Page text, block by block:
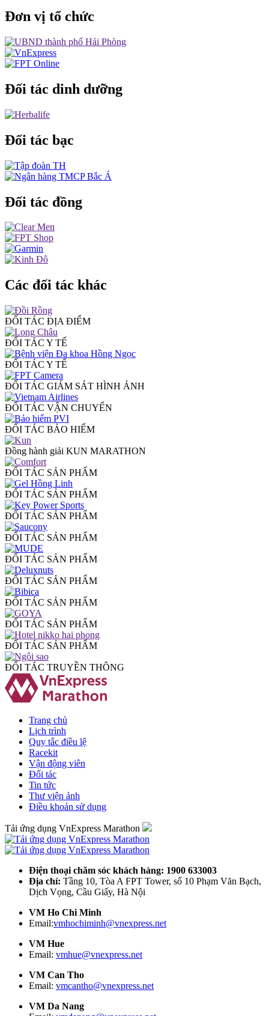
Đơn vị tổ chức
Đối tác dinh dưỡng
Đối tác bạc
Đối tác đồng
Các đối tác khác
ĐỐI TÁC ĐỊA ĐIỂM
ĐỐI TÁC Y TẾ
ĐỐI TÁC Y TẾ
ĐỐI TÁC GIÁM SÁT HÌNH ẢNH
ĐỐI TÁC VẬN CHUYỂN
ĐỐI TÁC BẢO HIỂM
Đồng hành giải KUN MARATHON
ĐỐI TÁC SẢN PHẨM
ĐỐI TÁC SẢN PHẨM
ĐỐI TÁC SẢN PHẨM
ĐỐI TÁC SẢN PHẨM
ĐỐI TÁC SẢN PHẨM
ĐỐI TÁC SẢN PHẨM
ĐỐI TÁC SẢN PHẨM
ĐỐI TÁC SẢN PHẨM
ĐỐI TÁC SẢN PHẨM
ĐỐI TÁC TRUYỀN THÔNG
Trang chủ
Lịch trình
Quy tắc điều lệ
Racekit
Vận động viên
Đối tác
Tin tức
Thư viện ảnh
Điều khoản sử dụng
Tải ứng dụng VnExpress Marathon
Điện thoại chăm sóc khách hàng: 1900 633003
Địa chỉ: Tầng 10, Tòa A FPT Tower, số 10 Phạm Văn Bạch,
Dịch Vọng, Cầu Giấy, Hà Nội
VM Ho Chi Minh
Email:vmhochiminh@vnexpress.net
VM Hue
Email: vmhue@vnexpress.net
VM Can Tho
Email: vmcantho@vnexpress.net
VM Da Nang